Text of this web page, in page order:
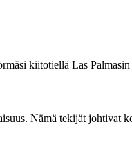
kiitotiellä Las
Nämä tekijät johtivat